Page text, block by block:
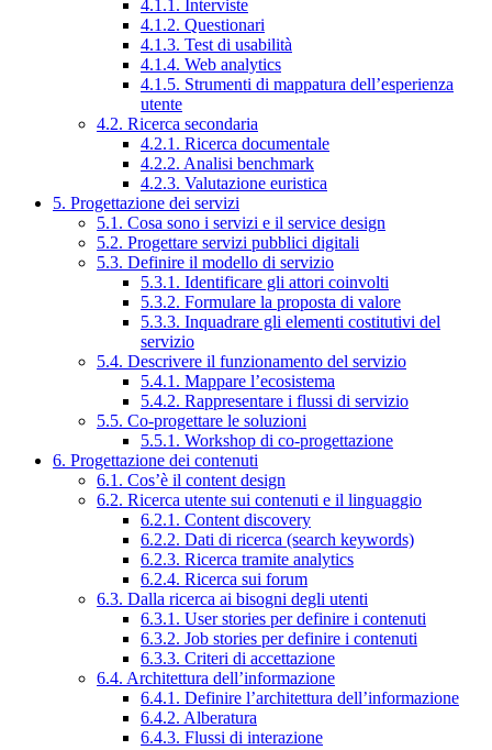
4.1.1. Interviste
4.1.2. Questionari
4.1.3. Test di usabilità
4.1.4. Web analytics
4.1.5. Strumenti di mappatura dell’esperienza
utente
4.2. Ricerca secondaria
4.2.1. Ricerca documentale
4.2.2. Analisi benchmark
4.2.3. Valutazione euristica
5. Progettazione dei servizi
5.1. Cosa sono i servizi e il service design
5.2. Progettare servizi pubblici digitali
5.3. Definire il modello di servizio
5.3.1. Identificare gli attori coinvolti
5.3.2. Formulare la proposta di valore
5.3.3. Inquadrare gli elementi costitutivi del
servizio
5.4. Descrivere il funzionamento del servizio
5.4.1. Mappare l’ecosistema
5.4.2. Rappresentare i flussi di servizio
5.5. Co-progettare le soluzioni
5.5.1. Workshop di co-progettazione
6. Progettazione dei contenuti
6.1. Cos’è il content design
6.2. Ricerca utente sui contenuti e il linguaggio
6.2.1. Content discovery
6.2.2. Dati di ricerca (search keywords)
6.2.3. Ricerca tramite analytics
6.2.4. Ricerca sui forum
6.3. Dalla ricerca ai bisogni degli utenti
6.3.1. User stories per definire i contenuti
6.3.2. Job stories per definire i contenuti
6.3.3. Criteri di accettazione
6.4. Architettura dell’informazione
6.4.1. Definire l’architettura dell’informazione
6.4.2. Alberatura
6.4.3. Flussi di interazione